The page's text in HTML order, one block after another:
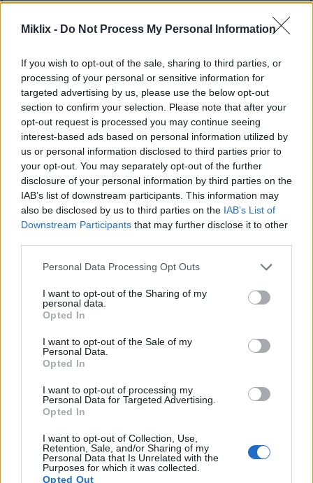
Miklix - Do Not Process My Personal Information
If you wish to opt-out of the sale, sharing to third parties, or
processing of your personal or sensitive information for
targeted advertising by us, please use the below opt-out
section to confirm your selection. Please note that after your
opt-out request is processed you may continue seeing
interest-based ads based on personal information utilized by
us or personal information disclosed to third parties prior to
your opt-out. You may separately opt-out of the further
disclosure of your personal information by third parties on the
IAB’s list of downstream participants. This information may
also be disclosed by us to third parties on the IAB’s List of
Downstream Participants that may further disclose it to other
Please note that this website/app uses one or more Google
not limited to your visit or usage behaviour. You may click to
grant or deny consent to Google and its third-party tags to
use your data for below specified purposes in below Google
consent section.
Personal Data Processing Opt Outs
I want to opt-out of the Sharing of my
personal data.
Opted In
I want to opt-out of the Sale of my
Personal Data.
Opted In
I want to opt-out of processing my
Personal Data for Targeted Advertising.
Opted In
I want to opt-out of Collection, Use,
Retention, Sale, and/or Sharing of my
Personal Data that Is Unrelated with the
Purposes for which it was collected.
Opted Out
صفوف من شجيرات التوت الأزرق الصحية تنمو في تربة
مشمسة وجيدة التصريف في يوم صافٍ.
تحضير التربة: سر نجاح زراعة التوت
الأزرق
يعد اختبار درجة حموضة التربة خطوة أولى مهمة قبل زراعة
إذا كان هناك شرط أساسي لزراعة التوت الأزرق، فهو التربة